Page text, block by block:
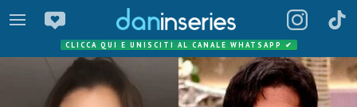
CLICCA QUI E UNISCITI AL CANALE WHATSAPP ✔